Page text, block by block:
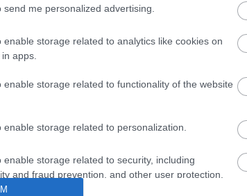
send me personalized advertising.
enable storage related to analytics like cookies on
apps.
enable storage related to functionality of the website
enable storage related to personalization.
enable storage related to security, including
and fraud prevention, and other user protection.
forum:
jönnek